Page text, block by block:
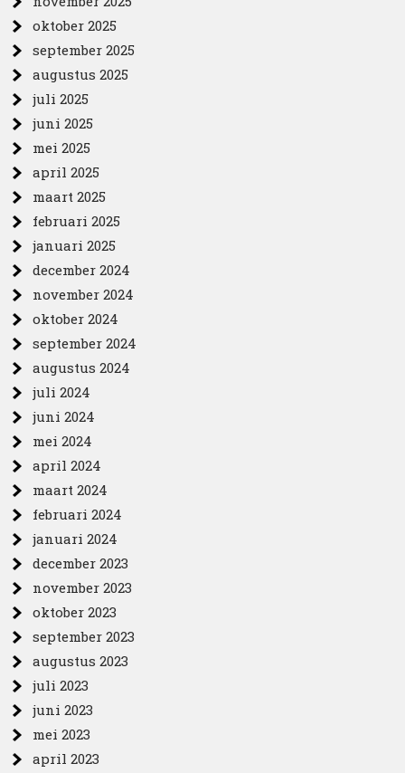
oktober 2025
september 2025
augustus 2025
juli 2025
juni 2025
mei 2025
april 2025
maart 2025
februari 2025
januari 2025
december 2024
november 2024
oktober 2024
september 2024
augustus 2024
juli 2024
juni 2024
mei 2024
april 2024
maart 2024
februari 2024
januari 2024
december 2023
november 2023
oktober 2023
september 2023
augustus 2023
juli 2023
juni 2023
mei 2023
april 2023